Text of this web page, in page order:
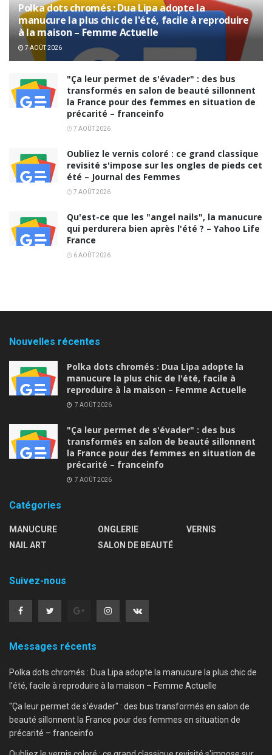
Polka dots chromés : Dua Lipa adopte la
manucure la plus chic de l'été, facile à reproduire
à la maison – Femme Actuelle
7 AOÛT 2026
"Ça leur permet de s'évader" : des bus
transformés en salon de beauté sillonnent
la France pour des femmes en situation de
précarité – franceinfo
7 AOÛT 2026
Oubliez le vernis coloré : ce grand classique
revisité s'impose sur les ongles de pieds cet
été – Journal des Femmes
7 AOÛT 2026
Qu'est-ce que les "angel nails", la manucure
qui perdurera bien après l'été ? – Yahoo Life
France
6 AOÛT 2026
Nouvelles récentes
Polka dots chromés : Dua Lipa adopte la
manucure la plus chic de l'été, facile à
reproduire à la maison – Femme Actuelle
7 AOÛT 2026
"Ça leur permet de s'évader" : des bus
transformés en salon de beauté sillonnent
la France pour des femmes en situation de
précarité – franceinfo
7 AOÛT 2026
Catégories
MANUCURE
NAIL ART
ONGLERIE
SALON DE BEAUTÉ
VERNIS
Suivez-nous
Messages récents
Polka dots chromés : Dua Lipa adopte la manucure la plus chic de
l'été, facile à reproduire à la maison – Femme Actuelle
"Ça leur permet de s'évader" : des bus transformés en salon de
beauté sillonnent la France pour des femmes en situation de
précarité – franceinfo